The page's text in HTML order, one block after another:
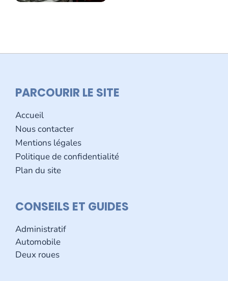
PARCOURIR LE SITE
Accueil
Nous contacter
Mentions légales
Politique de confidentialité
Plan du site
CONSEILS ET GUIDES
Administratif
Automobile
Deux roues